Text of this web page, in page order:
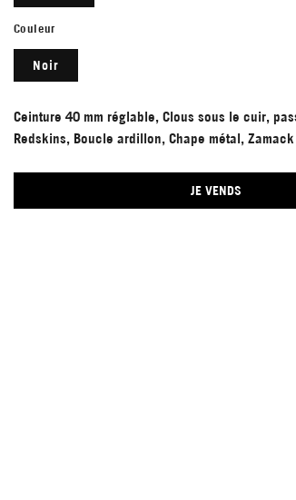
Couleur
Noir
Ceinture 40 mm réglable, Clous sous le cuir,
Redskins, Boucle ardillon, Chape métal,
JE VENDS